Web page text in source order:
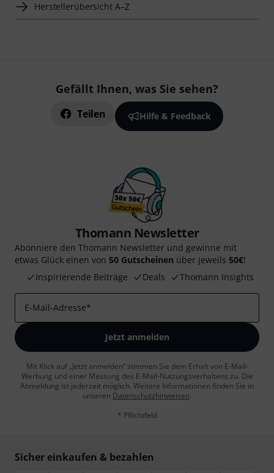
Herstellerübersicht A–Z
Gefällt Ihnen, was Sie sehen?
Teilen Hilfe & Feedback
Thomann Newsletter
Abonniere den Thomann Newsletter und gewinne mit
etwas Glück einen von 50 Gutscheinen über jeweils 50€!
Inspirierende Beiträge
Deals Thomann Insights
E-Mail-Adresse*
Jetzt anmelden
Mit Klick auf „Jetzt anmelden“ stimmen Sie dem Erhalt von E-Mail-
Werbung und einer Messung des E-Mail-Nutzungsverhaltens zu. Die
Abmeldung ist jederzeit möglich. Weitere Informationen finden Sie in
unseren Datenschutzhinweisen.
* Pflichtfeld
Sicher einkaufen & bezahlen